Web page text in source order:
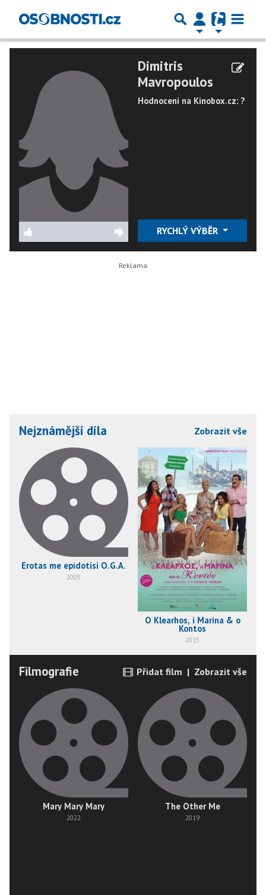
Dimitris
Mavropoulos
Hodnocení na Kinobox.cz: ?
RYCHLÝ VÝBĚR
Nejznámější díla Zobrazit vše
Erotas me epidotisi O.G.A.
2005
O Klearhos, i Marina & o
Kontos
2015
Filmografie Přidat film | Zobrazit vše
Mary Mary Mary
2022
The Other Me
2019